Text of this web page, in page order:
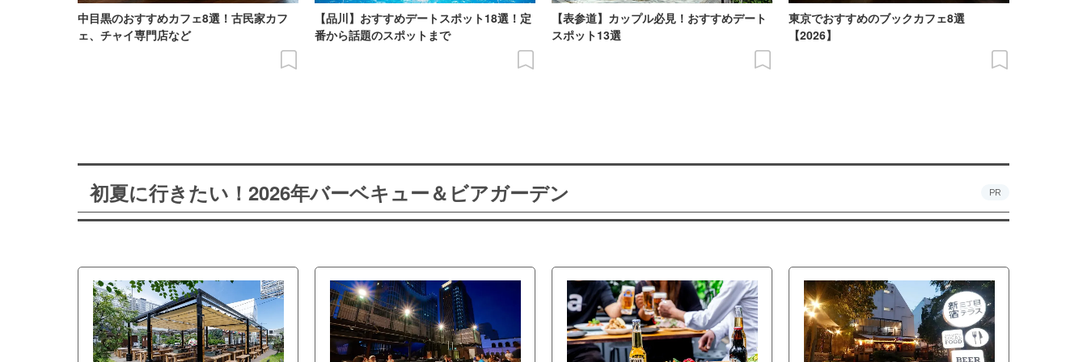
中目黒のおすすめカフェ8選！古民家カフ
ェ、チャイ専門店など
【品川】おすすめデートスポット18選！定
番から話題のスポットまで
【表参道】カップル必見！おすすめデート
スポット13選
東京でおすすめのブックカフェ8選
【2026】
初夏に行きたい！2026年バーベキュー＆ビアガーデン PR